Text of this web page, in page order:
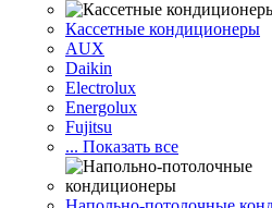
Кассетные кондиционеры
AUX
Daikin
Electrolux
Energolux
Fujitsu
... Показать все